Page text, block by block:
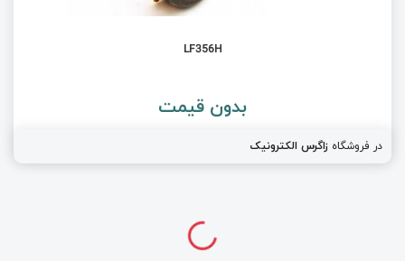
LF356H
بدون قیمت
در فروشگاه زاگرس الکترونیک